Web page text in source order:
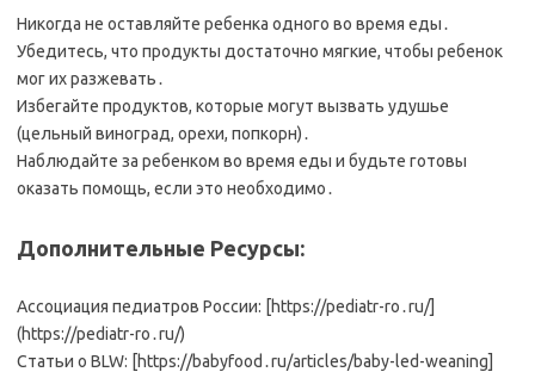
Никогда не оставляйте ребенка одного во время еды․
Убедитесь, что продукты достаточно мягкие, чтобы ребенок
мог их разжевать․
Избегайте продуктов, которые могут вызвать удушье
(цельный виноград, орехи, попкорн)․
Наблюдайте за ребенком во время еды и будьте готовы
оказать помощь, если это необходимо․
Дополнительные Ресурсы:
Ассоциация педиатров России: [https://pediatr-ro․ru/]
(https://pediatr-ro․ru/)
Статьи о BLW: [https://babyfood․ru/articles/baby-led-weaning]